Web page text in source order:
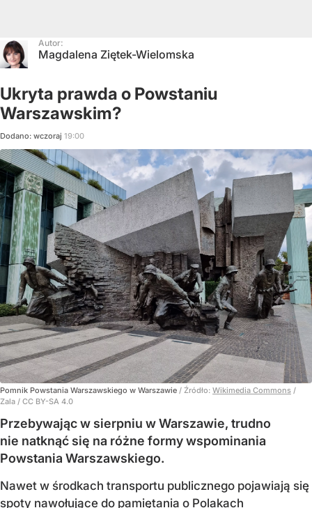
Autor:
Magdalena Ziętek-Wielomska
Ukryta prawda o Powstaniu
Warszawskim?
Dodano: wczoraj 19:00
Pomnik Powstania Warszawskiego w Warszawie / Źródło: Wikimedia Commons /
Zala / CC BY-SA 4.0
Przebywając w sierpniu w Warszawie, trudno
nie natknąć się na różne formy wspominania
Powstania Warszawskiego.
Nawet w środkach transportu publicznego pojawiają się
spoty nawołujące do pamiętania o Polakach